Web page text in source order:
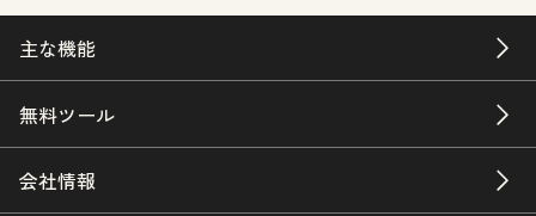
主な機能
無料ツール
会社情報